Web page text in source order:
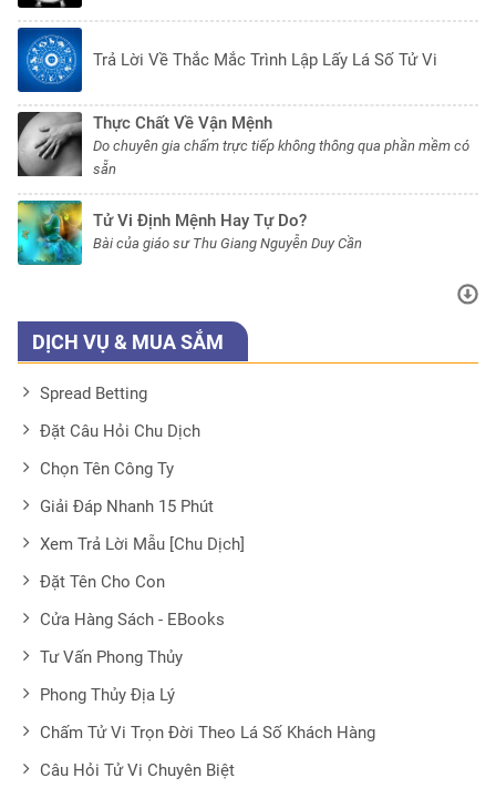
Trả Lời Về Thắc Mắc Trình Lập Lấy Lá Số Tử Vi
Thực Chất Về Vận Mệnh
Do chuyên gia chấm trực tiếp không thông qua phần mềm có
sẵn
Tử Vi Định Mệnh Hay Tự Do?
Bài của giáo sư Thu Giang Nguyễn Duy Cần
DỊCH VỤ & MUA SẮM
Spread Betting
Đặt Câu Hỏi Chu Dịch
Chọn Tên Công Ty
Giải Đáp Nhanh 15 Phút
Xem Trả Lời Mẫu [Chu Dịch]
Đặt Tên Cho Con
Cửa Hàng Sách - EBooks
Tư Vấn Phong Thủy
Phong Thủy Địa Lý
Chấm Tử Vi Trọn Đời Theo Lá Số Khách Hàng
Câu Hỏi Tử Vi Chuyên Biệt